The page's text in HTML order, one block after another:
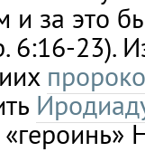
и за это
6:16-23).